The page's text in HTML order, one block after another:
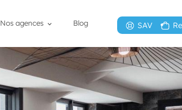
Nos agences Blog SAV